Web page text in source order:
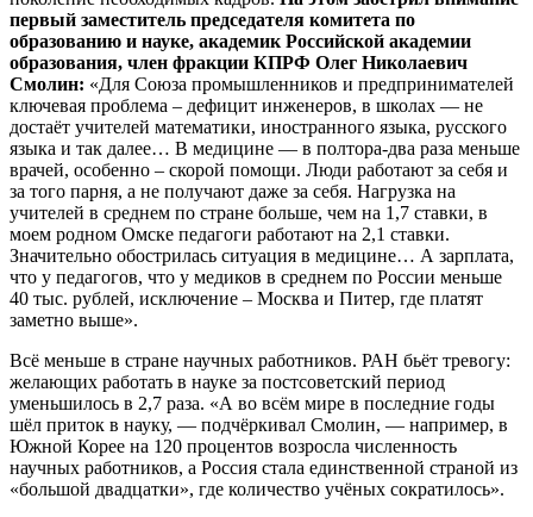
первый заместитель председателя комитета по
образованию и науке, академик Российской академии
образования, член фракции КПРФ Олег Николаевич
Смолин: «Для Союза промышленников и предпринимателей
ключевая проблема – дефицит инженеров, в школах — не
достаёт учителей математики, иностранного языка, русского
языка и так далее… В медицине — в полтора-два раза меньше
врачей, особенно – скорой помощи. Люди работают за себя и
за того парня, а не получают даже за себя. Нагрузка на
учителей в среднем по стране больше, чем на 1,7 ставки, в
моем родном Омске педагоги работают на 2,1 ставки.
Значительно обострилась ситуация в медицине… А зарплата,
что у педагогов, что у медиков в среднем по России меньше
40 тыс. рублей, исключение – Москва и Питер, где платят
заметно выше».
Всё меньше в стране научных работников. РАН бьёт тревогу:
желающих работать в науке за постсоветский период
уменьшилось в 2,7 раза. «А во всём мире в последние годы
шёл приток в науку, — подчёркивал Смолин, — например, в
Южной Корее на 120 процентов возросла численность
научных работников, а Россия стала единственной страной из
«большой двадцатки», где количество учёных сократилось».